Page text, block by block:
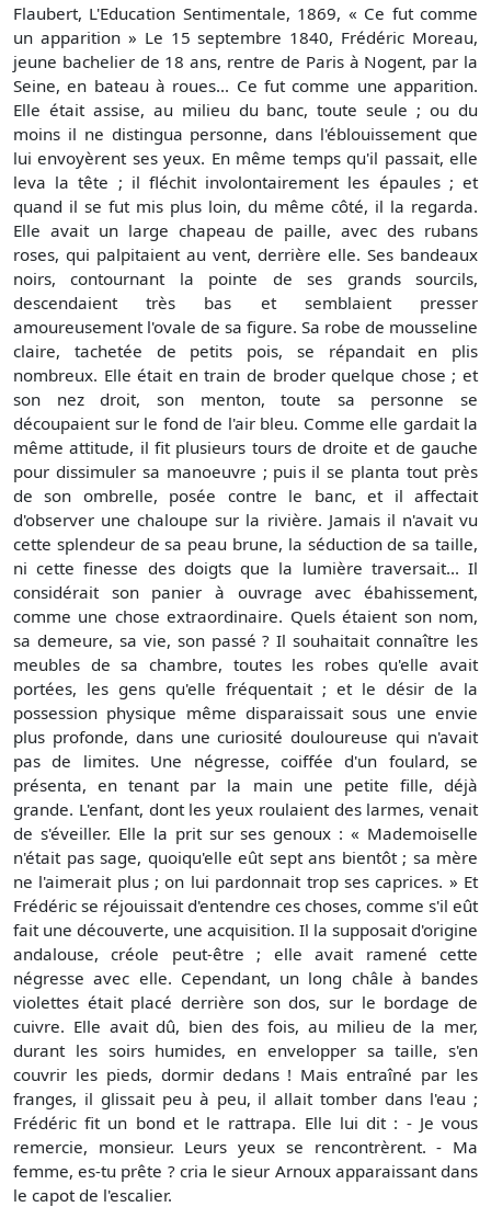
Flaubert, L'Education Sentimentale, 1869, « Ce fut comme
un apparition » Le 15 septembre 1840, Frédéric Moreau,
jeune bachelier de 18 ans, rentre de Paris à Nogent, par la
Seine, en bateau à roues... Ce fut comme une apparition.
Elle était assise, au milieu du banc, toute seule ; ou du
moins il ne distingua personne, dans l'éblouissement que
lui envoyèrent ses yeux. En même temps qu'il passait, elle
leva la tête ; il fléchit involontairement les épaules ; et
quand il se fut mis plus loin, du même côté, il la regarda.
Elle avait un large chapeau de paille, avec des rubans
roses, qui palpitaient au vent, derrière elle. Ses bandeaux
noirs, contournant la pointe de ses grands sourcils,
descendaient très bas et semblaient presser
amoureusement l'ovale de sa figure. Sa robe de mousseline
claire, tachetée de petits pois, se répandait en plis
nombreux. Elle était en train de broder quelque chose ; et
son nez droit, son menton, toute sa personne se
découpaient sur le fond de l'air bleu. Comme elle gardait la
même attitude, il fit plusieurs tours de droite et de gauche
pour dissimuler sa manoeuvre ; puis il se planta tout près
de son ombrelle, posée contre le banc, et il affectait
d'observer une chaloupe sur la rivière. Jamais il n'avait vu
cette splendeur de sa peau brune, la séduction de sa taille,
ni cette finesse des doigts que la lumière traversait... Il
considérait son panier à ouvrage avec ébahissement,
comme une chose extraordinaire. Quels étaient son nom,
sa demeure, sa vie, son passé ? Il souhaitait connaître les
meubles de sa chambre, toutes les robes qu'elle avait
portées, les gens qu'elle fréquentait ; et le désir de la
possession physique même disparaissait sous une envie
plus profonde, dans une curiosité douloureuse qui n'avait
pas de limites. Une négresse, coiffée d'un foulard, se
présenta, en tenant par la main une petite fille, déjà
grande. L'enfant, dont les yeux roulaient des larmes, venait
de s'éveiller. Elle la prit sur ses genoux : « Mademoiselle
n'était pas sage, quoiqu'elle eût sept ans bientôt ; sa mère
ne l'aimerait plus ; on lui pardonnait trop ses caprices. » Et
Frédéric se réjouissait d'entendre ces choses, comme s'il eût
fait une découverte, une acquisition. Il la supposait d'origine
andalouse, créole peut-être ; elle avait ramené cette
négresse avec elle. Cependant, un long châle à bandes
violettes était placé derrière son dos, sur le bordage de
cuivre. Elle avait dû, bien des fois, au milieu de la mer,
durant les soirs humides, en envelopper sa taille, s'en
couvrir les pieds, dormir dedans ! Mais entraîné par les
franges, il glissait peu à peu, il allait tomber dans l'eau ;
Frédéric fit un bond et le rattrapa. Elle lui dit : - Je vous
remercie, monsieur. Leurs yeux se rencontrèrent. - Ma
femme, es-tu prête ? cria le sieur Arnoux apparaissant dans
le capot de l'escalier.